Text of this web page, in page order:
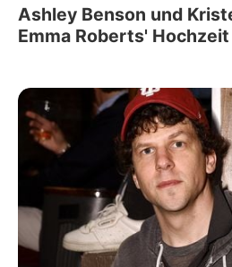
Ashley Benson und
Emma Roberts' Hochzeit